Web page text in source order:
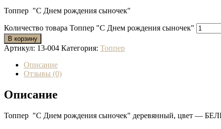
Топпер "С Днем рождения сыночек"
Количество товара Топпер "С Днем рождения сыночек"
В корзину
Артикул: 13-004 Категория: Топпер
Описание
Отзывы (0)
Описание
Топпер "С Днем рождения сыночек" деревянный, цвет —